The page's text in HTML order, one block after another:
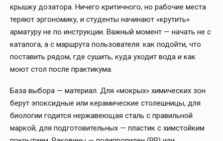
крышку дозатора. Ничего критичного, но рабочие места
теряют эргономику, и студенты начинают «крутить»
арматуру не по инструкции. Важный момент — начать не с
каталога, а с маршрута пользователя: как подойти, что
поставить рядом, где сушить, куда уходит вода и как
моют стол после практикума.
База выбора — материал. Для «мокрых» химических зон
берут эпоксидные или керамические столешницы, для
биологии годится нержавеющая сталь с правильной
маркой, для подготовительных — пластик с химстойким